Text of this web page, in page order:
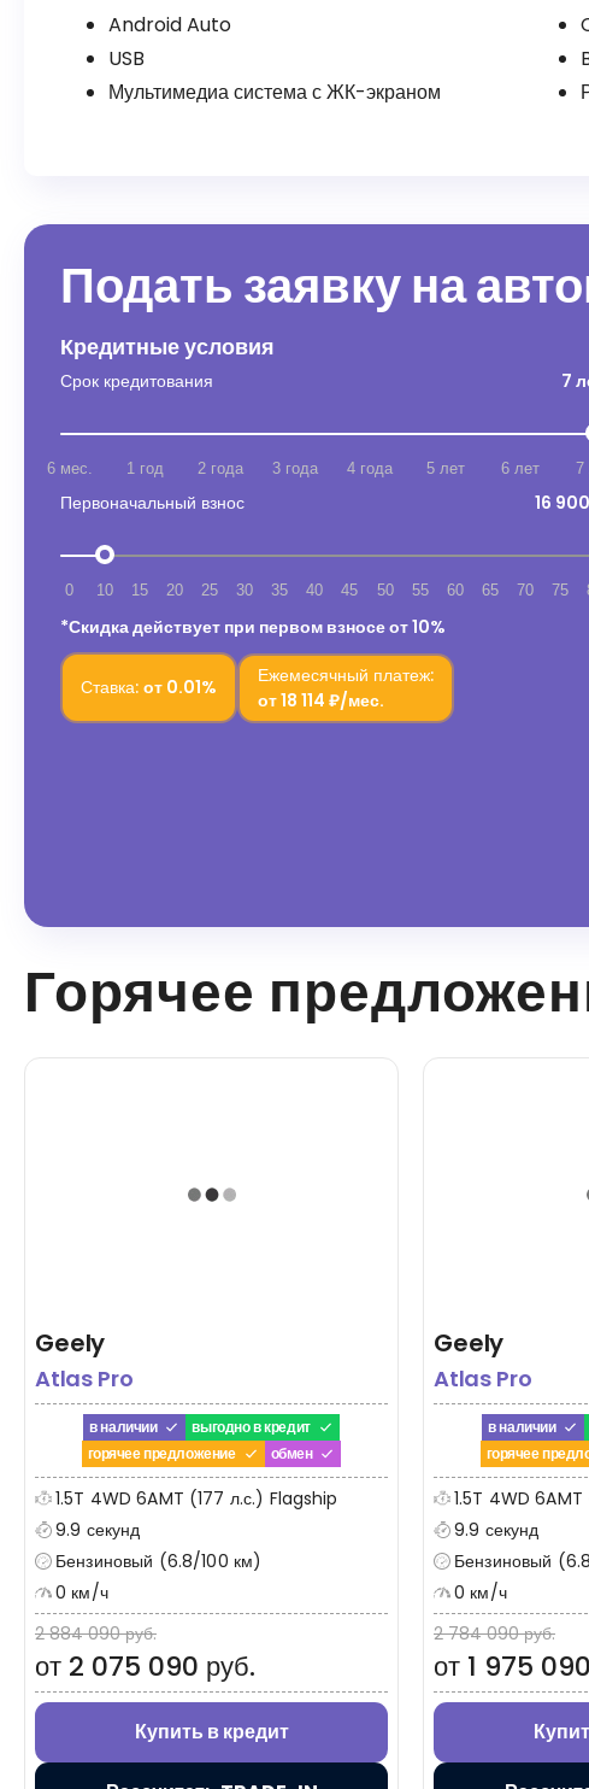
Android Auto
USB
Мультимедиа система с ЖК-экраном
Подать заявку на
Кредитные условия
Срок кредитования 7
6 мес. 1 год 2 года 3 года 4 года 5 лет 6 лет 7
Первоначальный взнос 16
0 10 15 20 25 30 35 40 45 50 55 60 65 70 75
*Скидка действует при первом взносе от 10%
Ставка: от 0.01%
Ежемесячный платеж:
от18 114 ₽/мес.
Горячее
Geely
Atlas Pro
в наличии
выгодно в кредит
горячее предложение
обмен
1.5T 4WD 6AMT (177 л.с.) Flagship
9.9 секунд
Бензиновый (6.8/100 км)
0 км/ч
2 884 090 руб.
от 2 075 090 руб.
Купить в кредит
Geely
Atlas Pro
в наличии
горячее
1.5T 4WD
9.9 секунд
Бензиновый
0 км/ч
2 784 090 руб.
от 1 975